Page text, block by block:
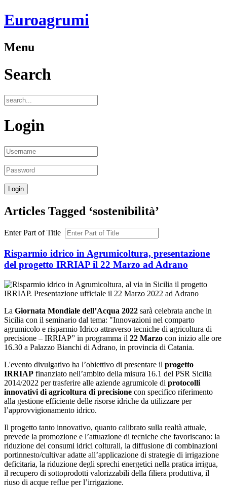
Euroagrumi
Menu
Search
Login
Articles Tagged ‘sostenibilità’
Enter Part of Title
Risparmio idrico in Agrumicoltura, presentazione
del progetto IRRIAP il 22 Marzo ad Adrano
La Giornata Mondiale dell’Acqua 2022 sarà celebrata anche in
Sicilia con il seminario dal tema: "Innovazioni nel comparto
agrumicolo e risparmio Idrico attraverso tecniche di agricoltura di
precisione – IRRIAP” in programma il 22 Marzo con inizio alle ore
16.30 a Palazzo Bianchi di Adrano, in provincia di Catania.
L'evento divulgativo ha l’obiettivo di presentare il progetto
IRRIAP finanziato nell’ambito della misura 16.1 del PSR Sicilia
2014/2022 per trasferire alle aziende agrumicole di protocolli
innovativi di agricoltura di precisione con specifico riferimento
alla gestione efficiente delle risorse idriche da utilizzare per
l’approvvigionamento idrico.
Il progetto tanto innovativo, quanto calibrato sulla realtà attuale,
prevede la promozione e l’attuazione di tecniche che favoriscano: la
riduzione dei consumi idrici colturali, la diffusione di combinazioni
portinnesto/cultivar adatte all’applicazione di strategie di irrigazione
deficitaria, la riduzione degli sprechi energetici nella pratica irrigua,
il recupero di sottoprodotti valorizzabili della filiera produttiva, il
riuso di acque reflue per l’irrigazione.